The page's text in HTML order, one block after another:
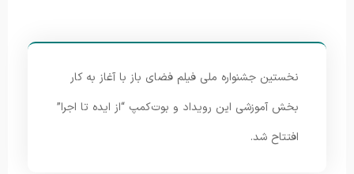
نخستین جشنواره ملی فیلم فضای باز با آغاز به کار
بخش آموزشی این رویداد و بوت‌کمپ “از ایده تا اجرا”
افتتاح شد.